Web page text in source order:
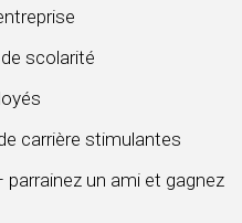
scolarité
carrière stimulantes
un ami et gagnez